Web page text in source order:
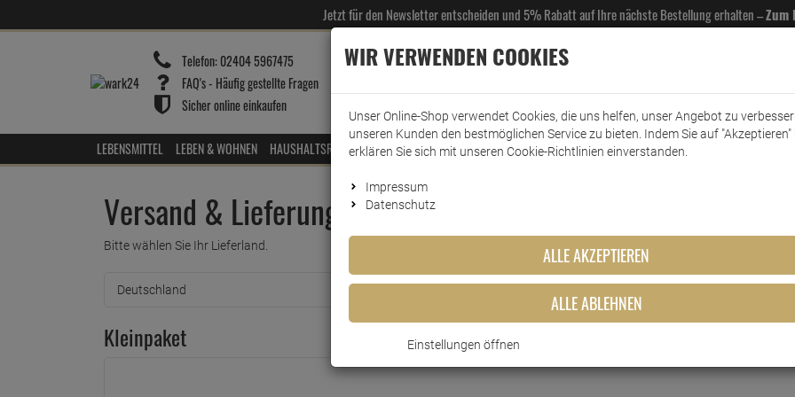
Jetzt für den Newsletter entscheiden und 5% Rabatt auf Ihre nächste Bestellung erhalten –Zum
Telefon:02404 5967475
FAQ's - Häufig gestellte Fragen
Sicher online einkaufen
LEBENSMITTEL LEBEN & WOHNEN HAUSHALTSREINIGER HOTEL- & GASTROBEDARF DROGERIE KÜCHE & HAUSHALT KFZ
Versand & Lieferung
Bitte wählen Sie Ihr Lieferland.
Kleinpaket
WIR VERWENDEN COOKIES
Unser Online-Shop verwendet Cookies, die uns helfen, unser Angebot zu
unseren Kunden den bestmöglichen Service zu bieten. Indem Sie auf "Akzeptieren"
erklären Sie sich mit unseren Cookie-Richtlinien einverstanden.
Impressum
Datenschutz
ALLE AKZEPTIEREN
ALLE ABLEHNEN
Einstellungen öffnen